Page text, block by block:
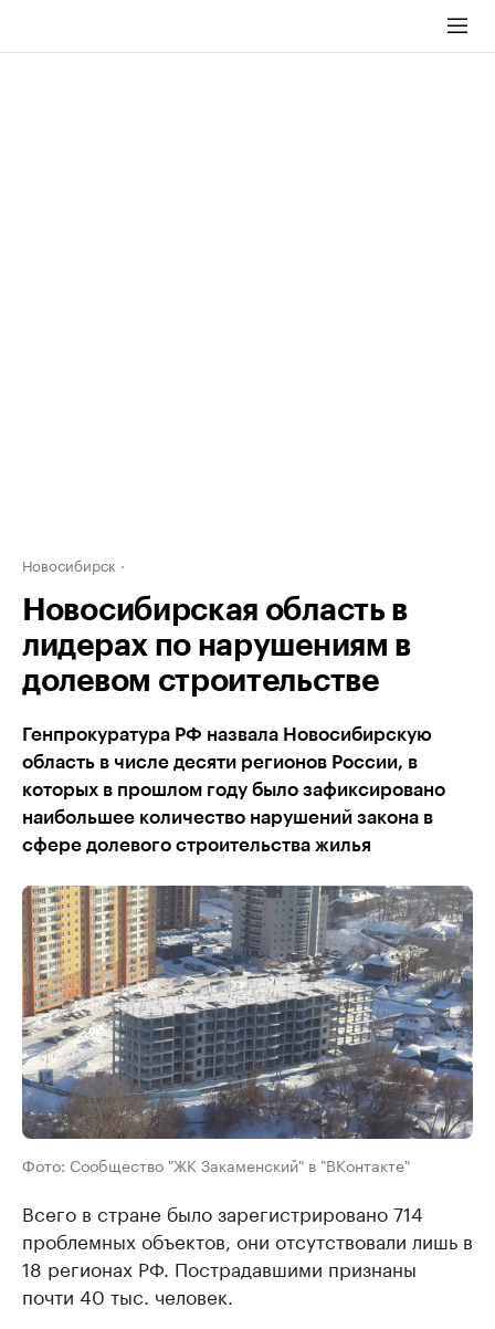
Новосибирск
Новосибирская область в
лидерах по нарушениям в
долевом строительстве
Генпрокуратура РФ назвала Новосибирскую
область в числе десяти регионов России, в
которых в прошлом году было зафиксировано
наибольшее количество нарушений закона в
сфере долевого строительства жилья
Фото: Сообщество "ЖК Закаменский" в "ВКонтакте"
Всего в стране было зарегистрировано 714
проблемных объектов, они отсутствовали лишь в
18 регионах РФ. Пострадавшими признаны
почти 40 тыс. человек.